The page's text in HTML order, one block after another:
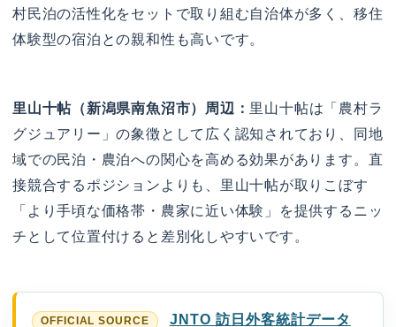
村民泊の活性化をセットで取り組む自治体が多く、移住
体験型の宿泊との親和性も高いです。
里山十帖（新潟県南魚沼市）周辺： 里山十帖は「農村ラ
グジュアリー」の象徴として広く認知されており、同地
域での民泊・農泊への関心を高める効果があります。直
接競合するポジションよりも、里山十帖が取りこぼす
「より手頃な価格帯・農家に近い体験」を提供するニッ
チとして位置付けると差別化しやすいです。
JNTO 訪日外客統計データ